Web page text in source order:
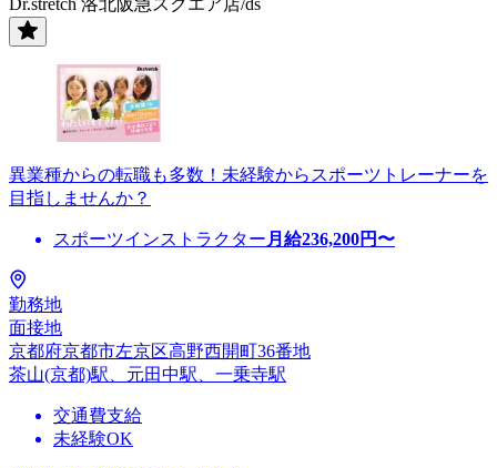
異業種からの転職も多数！未経験からスポーツトレーナーを
目指しませんか？
スポーツインストラクター 月給236,200円〜
勤務地
面接地
京都府京都市左京区高野西開町36番地
茶山(京都)駅、元田中駅、一乗寺駅
交通費支給
未経験OK